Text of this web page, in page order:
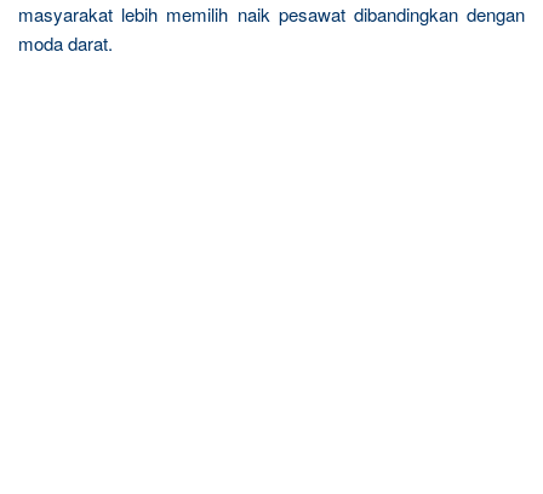
masyarakat lebih memilih naik pesawat dibandingkan dengan
moda darat.